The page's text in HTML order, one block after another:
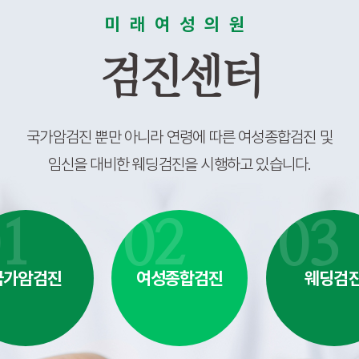
미래여성의원
검진센터
국가암검진 뿐만 아니라 연령에 따른 여성종합검진 및
임신을 대비한 웨딩검진을 시행하고 있습니다.
암검진
02
여성종합검진
03
웨딩검